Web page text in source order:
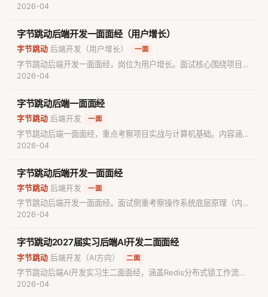
（注册中心、DDD领域驱动设计）、分布式事务与数据一致性
ReentrantLock）、JVM垃圾回收（G1）及MySQL事务实现原理。
辅以LeetCode滑动窗口算法题。
2026-04
字节跳动后端开发一面面经（用户增长）
字节跳动 后端开发（用户增长） 一面
字节跳动后端开发一面面经，岗位为用户增长。面试核心围绕项目难
点、技术选型取舍（如RabbitMQ）、Redis淘汰策略、JVM内存模
化与算法手撕，建议准备深入对比技术选型方案。
2026-04
字节跳动后端一面面经
字节跳动 后端开发 一面
字节跳动后端一面面经，重点考察项目实战与计算机基础。内容涵盖
Base64优化、多进程处理OOM、布隆过滤器、缓存穿透击穿、RAG
并包含算法题“下一个更大元素”解析，适合准备大厂后端面试的同学
参考。
2026-04
字节跳动后端开发一面面经
字节跳动 后端开发 一面
字节跳动后端开发一面面经。面试侧重考察操作系统底层原理（内存
管理、CPU缓存、多核并发）、Java并发编程（concurrent包）、
量，整体偏重计算机基础八股文。
2026-04
字节跳动2027届实习后端AI开发二面面经
字节跳动 后端开发（AI方向） 二面
字节跳动后端AI开发实习生二面面经，涵盖Redis分布式锁工作流
程、Java StringBuffer与StringBuilder区别、HashCode原理及
2026-04